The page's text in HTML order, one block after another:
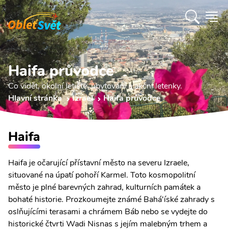
Haifa průvodce
Co vidět, okolní letiště, ubytování a akční letenky.
Hlavní stránka
Izrael Haifa průvodce
Haifa
Haifa je očarující přístavní město na severu Izraele,
situované na úpatí pohoří Karmel. Toto kosmopolitní
město je plné barevných zahrad, kulturních památek a
bohaté historie. Prozkoumejte známé Bahá'íské zahrady s
oslňujícími terasami a chrámem Báb nebo se vydejte do
historické čtvrti Wadi Nisnas s jejím malebným trhem a